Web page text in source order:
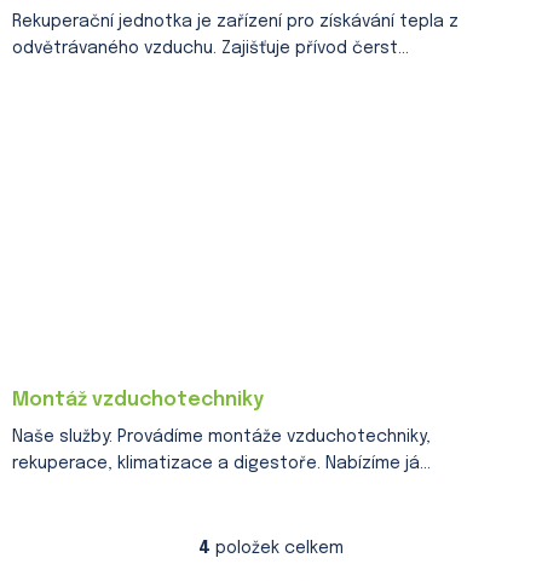
Rekuperační jednotka je zařízení pro získávání tepla z
odvětrávaného vzduchu. Zajišťuje přívod čerst...
Montáž vzduchotechniky
Naše služby: Provádíme montáže vzduchotechniky,
rekuperace, klimatizace a digestoře. Nabízíme já...
O
4 položek celkem